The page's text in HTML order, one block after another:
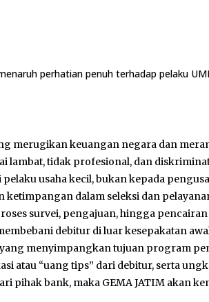
perhatian penuh terhadap pelaku
merugikan keuangan negara dan
lambat, tidak profesional, dan
usaha kecil, bukan kepada
dalam seleksi dan
survei, pengajuan, hingga pencairan
debitur di luar kesepakatan
menyimpangkan tujuan program
atau “uang tips” dari debitur, serta
pihak bank, maka GEMA JATIM akan